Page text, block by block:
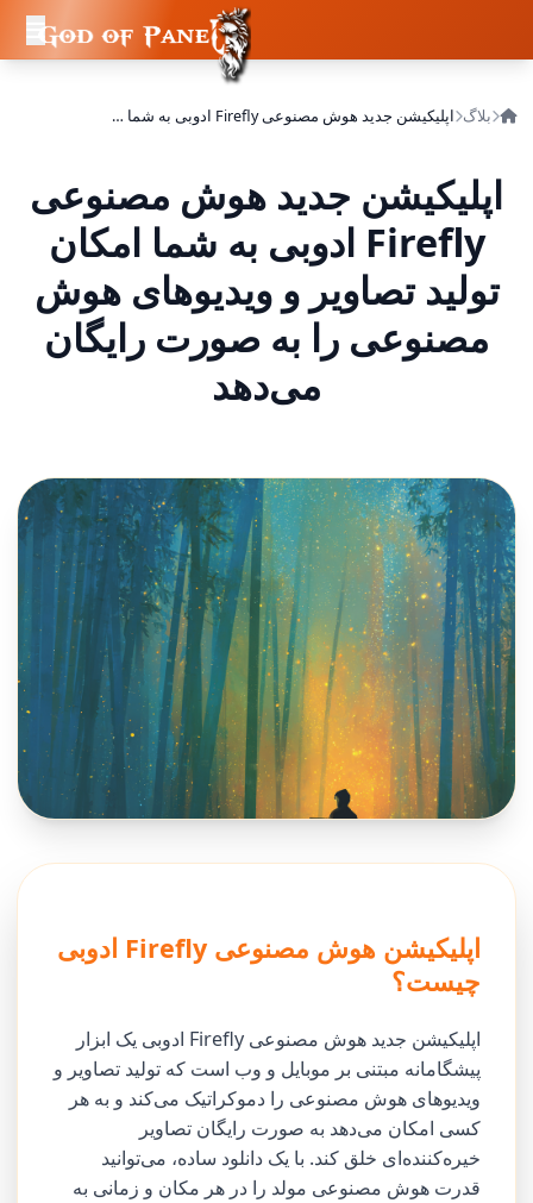
بلاگ اپلیکیشن جدید هوش مصنوعی Firefly ادوبی به شما امکان تولید تصاویر و ویدیوهای هوش مصنوعی را به صورت رایگان می‌دهد
اپلیکیشن جدید هوش مصنوعی
Firefly ادوبی به شما امکان
تولید تصاویر و ویدیوهای هوش
مصنوعی را به صورت رایگان
می‌دهد
اپلیکیشن هوش مصنوعی Firefly ادوبی
چیست؟
اپلیکیشن جدید هوش مصنوعی Firefly ادوبی یک ابزار
پیشگامانه مبتنی بر موبایل و وب است که تولید تصاویر و
ویدیوهای هوش مصنوعی را دموکراتیک می‌کند و به هر
کسی امکان می‌دهد به صورت رایگان تصاویر
خیره‌کننده‌ای خلق کند. با یک دانلود ساده، می‌توانید
قدرت هوش مصنوعی مولد را در هر مکان و زمانی به